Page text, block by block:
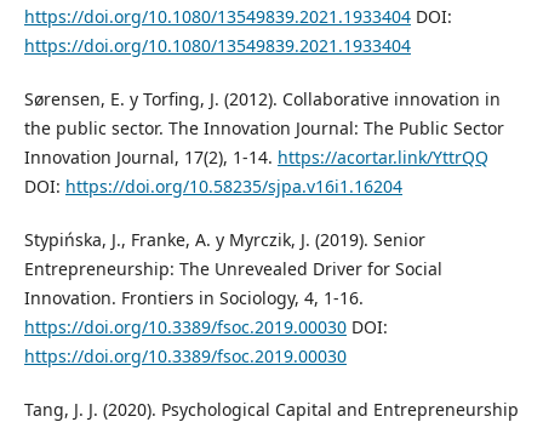
https://doi.org/10.1080/13549839.2021.1933404DOI:
https://doi.org/10.1080/13549839.2021.1933404
Sørensen, E. y Torfing, J. (2012). Collaborative innovation in
the public sector. The Innovation Journal: The Public Sector
Innovation Journal, 17(2), 1-14. https://acortar.link/YttrQQ
DOI: https://doi.org/10.58235/sjpa.v16i1.16204
Stypińska, J., Franke, A. y Myrczik, J. (2019). Senior
Entrepreneurship: The Unrevealed Driver for Social
Innovation. Frontiers in Sociology, 4, 1-16.
https://doi.org/10.3389/fsoc.2019.00030DOI:
https://doi.org/10.3389/fsoc.2019.00030
Tang, J. J. (2020). Psychological Capital and Entrepreneurship